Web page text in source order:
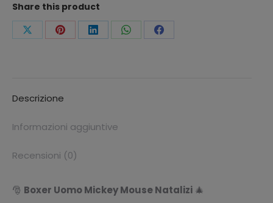
Share this product
CondividiCondividiCondividiCondividiCondividi
Descrizione
Informazioni aggiuntive
Recensioni (0)
🎅 Boxer Uomo Mickey Mouse Natalizi 🎄